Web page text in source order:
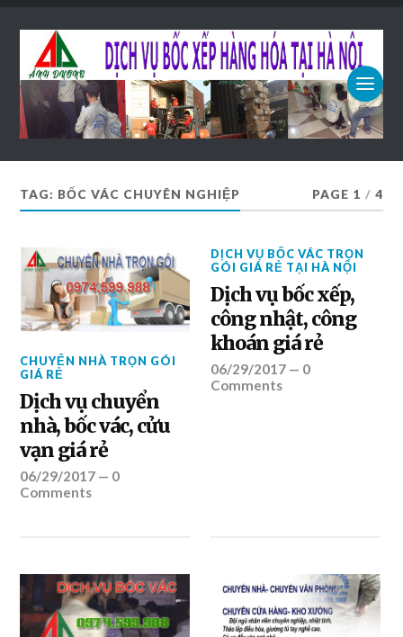
TAG: BỐC VÁC CHUYÊN NGHIỆP PAGE 1 / 4
CHUYỂN NHÀ TRỌN GÓI
GIÁ RẺ
Dịch vụ chuyển
nhà, bốc vác, cửu
vạn giá rẻ
06/29/2017 — 0
Comments
DỊCH VỤ BỐC VÁC TRỌN
GÓI GIÁ RẺ TẠI HÀ NỘI
Dịch vụ bốc xếp,
công nhật, công
khoán giá rẻ
06/29/2017 — 0
Comments